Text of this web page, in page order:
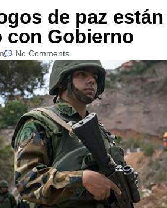
de paz
con Gobierno
No Comments